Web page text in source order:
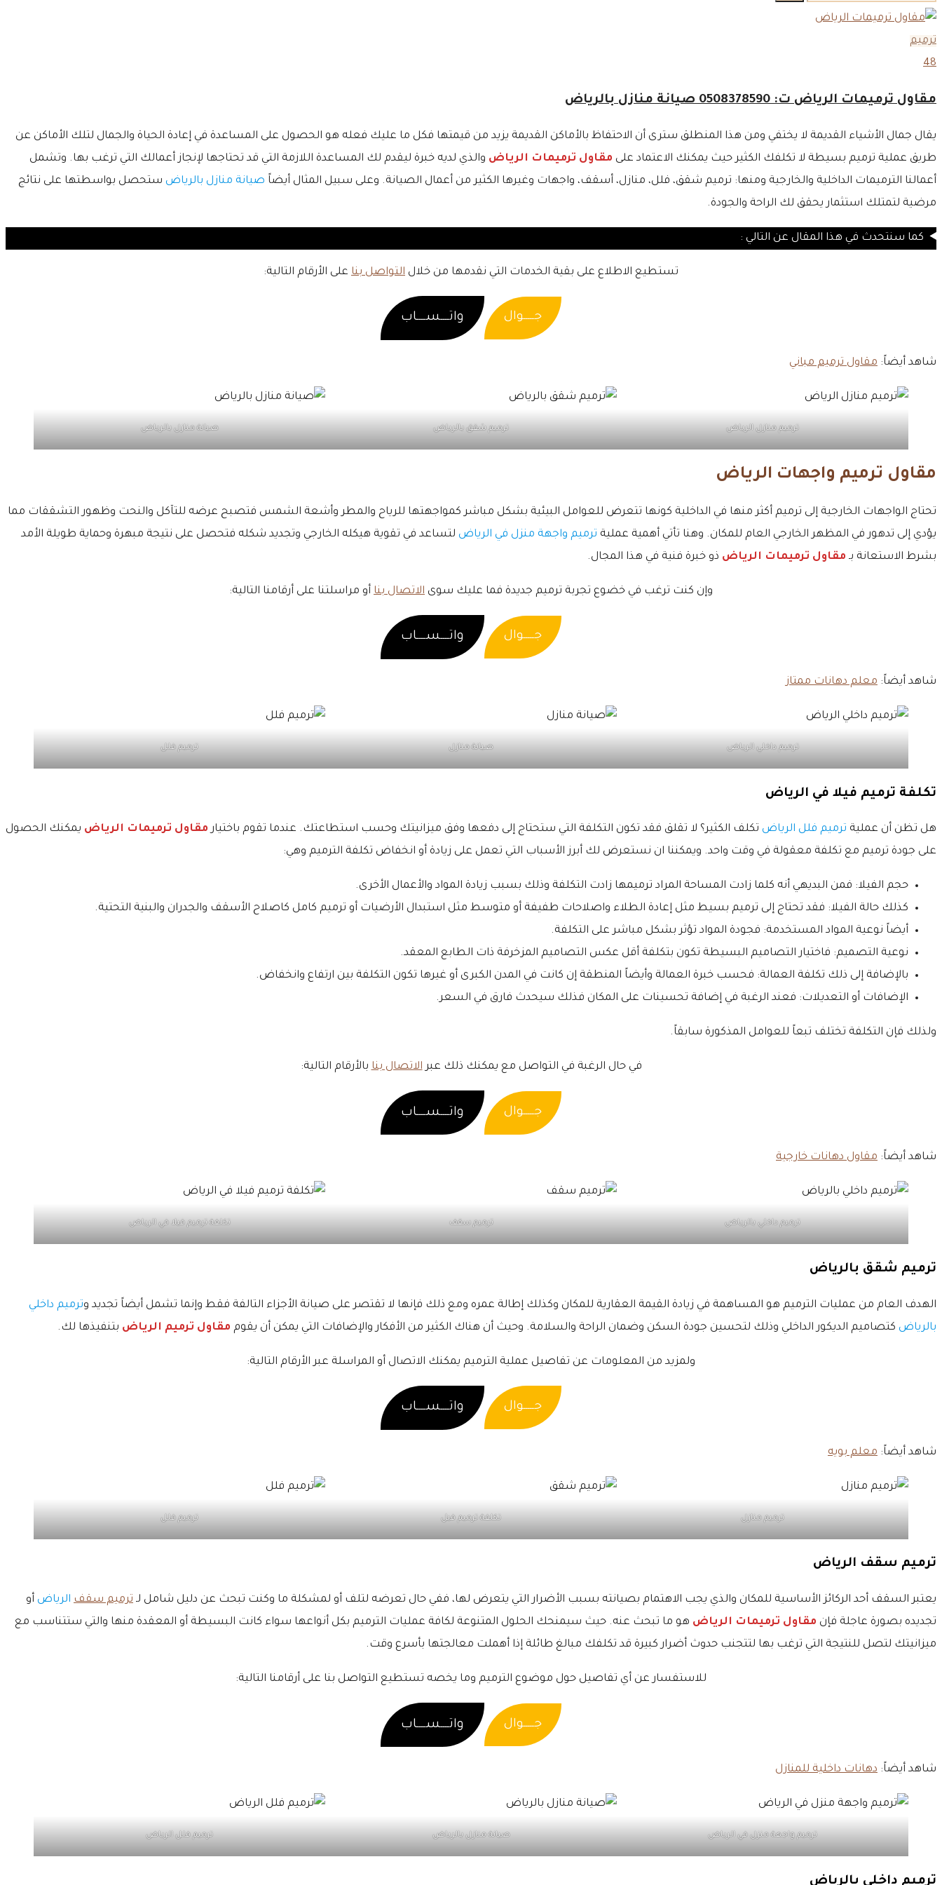
عن:
ترميم
48
مقاول ترميمات الرياض ت: 0508378590 صيانة منازل بالرياض
يقال جمال الأشياء القديمة لا يختفي ومن هذا المنطلق سترى أن الاحتفاظ بالأماكن القديمة يزيد من قيمتها فكل ما عليك فعله هو الحصول على المساعدة في إعادة الحياة والجمال لتلك الأماكن عن
طريق عملية ترميم بسيطة لا تكلفك الكثير حيث يمكنك الاعتماد على مقاول ترميمات الرياض والذي لديه خبرة ليقدم لك المساعدة اللازمة التي قد تحتاجها لإنجاز أعمالك التي ترغب بها. وتشمل
أعمالنا الترميمات الداخلية والخارجية ومنها: ترميم شقق، فلل، منازل، أسقف، واجهات وغيرها الكثير من أعمال الصيانة. وعلى سبيل المثال أيضاً صيانة منازل بالرياض ستحصل بواسطتها على نتائج
مرضية لتمتلك استثمار يحقق لك الراحة والجودة.
كما سنتحدث في هذا المقال عن التالي :
تستطيع الاطلاع على بقية الخدمات التي نقدمها من خلال التواصل بنا على الأرقام التالية:
جـــــوال واتــــســــاب
شاهد أيضاً: مقاول ترميم مباني
ترميم منازل الرياض ترميم شقق بالرياض صيانة منازل بالرياض
مقاول ترميم واجهات الرياض
تحتاج الواجهات الخارجية إلى ترميم أكثر منها في الداخلية كونها تتعرض للعوامل البيئية بشكل مباشر كمواجهتها للرياح والمطر وأشعة الشمس فتصبح عرضه للتآكل والنحت وظهور التشققات مما
يؤدي إلى تدهور في المظهر الخارجي العام للمكان. وهنا تأتي أهمية عملية ترميم واجهة منزل في الرياض لتساعد في تقوية هيكله الخارجي وتجديد شكله فتحصل على نتيجة مبهرة وحماية طويلة الأمد
بشرط الاستعانة بـ مقاول ترميمات الرياض ذو خبرة فنية في هذا المجال.
وإن كنت ترغب في خضوع تجربة ترميم جديدة فما عليك سوى الاتصال بنا أو مراسلتنا على أرقامنا التالية:
جـــــوال واتــــســــاب
شاهد أيضاً: معلم دهانات ممتاز
ترميم داخلي الرياض صيانة منازل ترميم فلل
تكلفة ترميم فيلا في الرياض
هل تظن أن عملية ترميم فلل الرياض تكلف الكثير؟ لا تقلق فقد تكون التكلفة التي ستحتاج إلى دفعها وفق ميزانيتك وحسب استطاعتك. عندما تقوم باختيارمقاول ترميمات الرياض يمكنك الحصول
على جودة ترميم مع تكلفة معقولة في وقت واحد. ويمكننا ان نستعرض لك أبرز الأسباب التي تعمل على زيادة أو انخفاض تكلفة الترميم وهي:
حجم الفيلا: فمن البديهي أنه كلما زادت المساحة المراد ترميمها زادت التكلفة وذلك بسبب زيادة المواد والأعمال الأخرى.
كذلك حالة الفيلا: فقد تحتاج إلى ترميم بسيط مثل إعادة الطلاء واصلاحات طفيفة أو متوسط مثل استبدال الأرضيات أو ترميم كامل كاصلاح الأسقف والجدران والبنية التحتية.
أيضاً نوعية المواد المستخدمة: فجودة المواد تؤثر بشكل مباشر على التكلفة.
نوعية التصميم: فاختيار التصاميم البسيطة تكون بتكلفة أقل عكس التصاميم المزخرفة ذات الطابع المعقد.
بالإضافة إلى ذلك تكلفة العمالة: فحسب خبرة العمالة وأيضاً المنطقة إن كانت في المدن الكبرى أو غيرها تكون التكلفة بين ارتفاع وانخفاض.
الإضافات أو التعديلات: فعند الرغبة في إضافة تحسينات على المكان فذلك سيحدث فارق في السعر.
ولذلك فإن التكلفة تختلف تبعاً للعوامل المذكورة سابقاً.
في حال الرغبة في التواصل مع يمكنك ذلك عبرالاتصال بنابالأرقام التالية:
جـــــوال واتــــســــاب
شاهد أيضاً: مقاول دهانات خارجية
ترميم داخلي بالرياض ترميم سقف تكلفة ترميم فيلا في الرياض
ترميم شقق بالرياض
الهدف العام من عمليات الترميم هو المساهمة في زيادة القيمة العقارية للمكان وكذلك إطالة عمره ومع ذلك فإنها لا تقتصر على صيانة الأجزاء التالفة فقط وإنما تشمل أيضاً تجديد وترميم داخلي
بالرياض كتصاميم الديكور الداخلي وذلك لتحسين جودة السكن وضمان الراحة والسلامة. وحيث أن هناك الكثير من الأفكار والإضافات التي يمكن أن يقوم مقاول ترميم الرياض بتنفيذها لك.
ولمزيد من المعلومات عن تفاصيل عملية الترميم يمكنك الاتصال أو المراسلة عبر الأرقام التالية:
جـــــوال واتــــســــاب
شاهد أيضاً: معلم بويه
ترميم منازل تكلفة ترميم فيل ترميم فلل
ترميم سقف الرياض
يعتبر السقف أحد الركائز الأساسية للمكان والذي يجب الاهتمام بصيانته بسبب الأضرار التي يتعرض لها، ففي حال تعرضه لتلف أو لمشكلة ما وكنت تبحث عن دليل شامل لـ ترميم سقف الرياض أو
تجديده بصورة عاجلة فإن مقاول ترميمات الرياض هو ما تبحث عنه. حيث سيمنحك الحلول المتنوعة لكافة عمليات الترميم بكل أنواعها سواء كانت البسيطة أو المعقدة منها والتي ستتناسب مع
ميزانيتك لتصل للنتيجة التي ترغب بها لتتجنب حدوث أضرار كبيرة قد تكلفك مبالغ طائلة إذا أهملت معالجتها بأسرع وقت.
للاستفسار عن أي تفاصيل حول موضوع الترميم وما يخصه تستطيع التواصل بنا على أرقامنا التالية:
جـــــوال واتــــســــاب
شاهد أيضاً: دهانات داخلية للمنازل
ترميم واجهة منزل في الرياض صيانة منازل بالرياض ترميم فلل الرياض
ترميم داخلي بالرياض